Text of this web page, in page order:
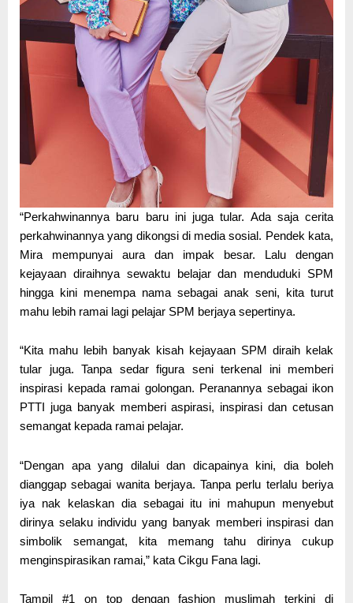
“Perkahwinannya baru baru ini juga tular. Ada saja cerita
perkahwinannya yang dikongsi di media sosial. Pendek kata,
Mira mempunyai aura dan impak besar. Lalu dengan
kejayaan diraihnya sewaktu belajar dan menduduki SPM
hingga kini menempa nama sebagai anak seni, kita turut
mahu lebih ramai lagi pelajar SPM berjaya sepertinya.
“Kita mahu lebih banyak kisah kejayaan SPM diraih kelak
tular juga. Tanpa sedar figura seni terkenal ini memberi
inspirasi kepada ramai golongan. Peranannya sebagai ikon
PTTI juga banyak memberi aspirasi, inspirasi dan cetusan
semangat kepada ramai pelajar.
“Dengan apa yang dilalui dan dicapainya kini, dia boleh
dianggap sebagai wanita berjaya. Tanpa perlu terlalu beriya
iya nak kelaskan dia sebagai itu ini mahupun menyebut
dirinya selaku individu yang banyak memberi inspirasi dan
simbolik semangat, kita memang tahu dirinya cukup
menginspirasikan ramai,” kata Cikgu Fana lagi.
Tampil #1 on top dengan fashion muslimah terkini di